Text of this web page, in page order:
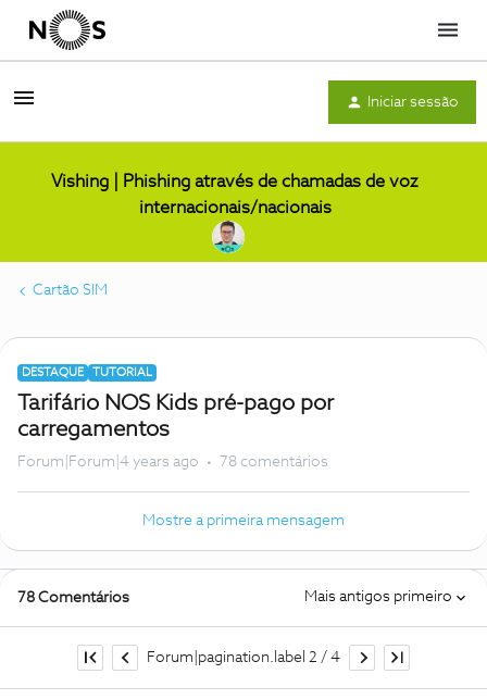
Menu
Iniciar sessão
Vishing | Phishing através de chamadas de voz
internacionais/nacionais
Cartão SIM
DESTAQUE TUTORIAL
Tarifário NOS Kids pré-pago por
carregamentos
Forum|Forum|4 years ago 78 comentários
Mostre a primeira mensagem
78 Comentários Mais antigos primeiro
Forum|pagination.label 2 / 4